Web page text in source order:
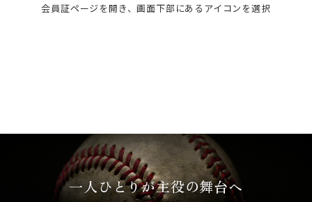
会員証ページを開き、画面下部にあるアイコンを選択
一人ひとりが主役の舞台へ